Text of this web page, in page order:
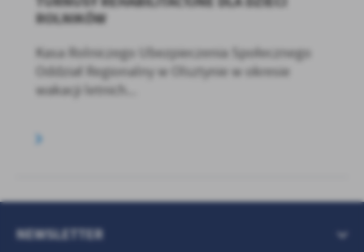
ROLNIKÓW
Kasa Rolniczego Ubezpieczenia Społecznego
Oddział Regionalny w Olsztynie w okresie
wakacji letnich...
NEWSLETTER